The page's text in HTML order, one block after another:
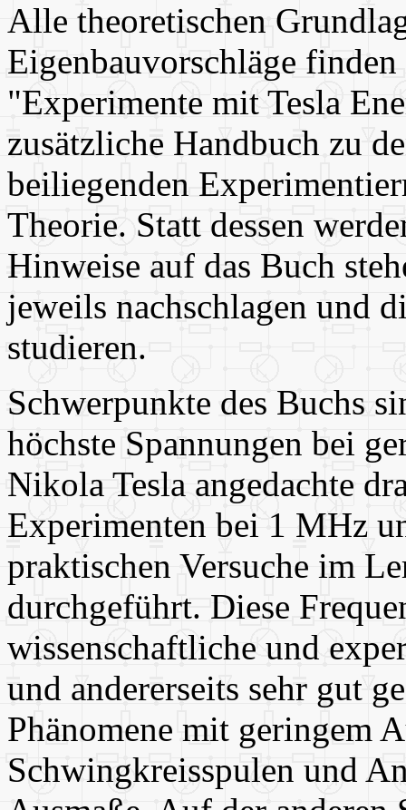
Alle theoretischen
Eigenbauvorschläge
"Experimente mit Tesla
zusätzliche Handbuch zu
beiliegenden
Theorie. Statt dessen
Hinweise auf das Buch
jeweils nachschlagen und
studieren.
Schwerpunkte des Buchs
höchste Spannungen bei
Nikola Tesla angedachte
Experimenten bei 1 MHz
praktischen Versuche im
durchgeführt. Diese
wissenschaftliche und
und andererseits sehr gut
Phänomene mit geringem
Schwingkreisspulen und